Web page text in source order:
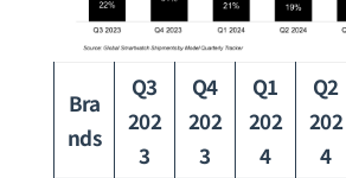
Bra
nds
Q3
202
3
Q4
202
3
Q1
202
4
Q2
202
4